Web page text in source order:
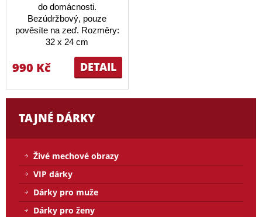
do domácnosti.
Bezúdržbový, pouze
pověsíte na zeď. Rozměry:
32 x 24 cm
DETAIL
990 Kč
TAJNÉ DÁRKY
Živé mechové obrazy
VIP dárky
Dárky pro muže
Dárky pro ženy